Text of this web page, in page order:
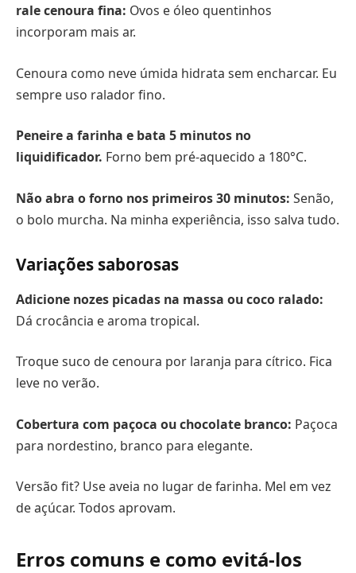
rale cenoura fina: Ovos e óleo quentinhos
incorporam mais ar.
Cenoura como neve úmida hidrata sem encharcar. Eu
sempre uso ralador fino.
Peneire a farinha e bata 5 minutos no
liquidificador. Forno bem pré-aquecido a 180°C.
Não abra o forno nos primeiros 30 minutos: Senão,
o bolo murcha. Na minha experiência, isso salva tudo.
Variações saborosas
Adicione nozes picadas na massa ou coco ralado:
Dá crocância e aroma tropical.
Troque suco de cenoura por laranja para cítrico. Fica
leve no verão.
Cobertura com paçoca ou chocolate branco: Paçoca
para nordestino, branco para elegante.
Versão fit? Use aveia no lugar de farinha. Mel em vez
de açúcar. Todos aprovam.
Erros comuns e como evitá-los